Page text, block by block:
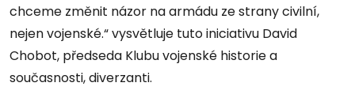
chceme změnit názor na armádu ze strany civilní,
nejen vojenské.“ vysvětluje tuto iniciativu David
Chobot, předseda Klubu vojenské historie a
současnosti, diverzanti.